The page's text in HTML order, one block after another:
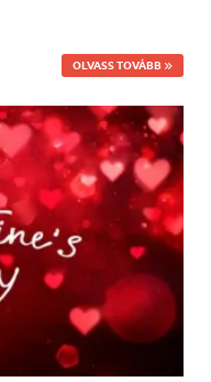
OLVASS TOVÁBB